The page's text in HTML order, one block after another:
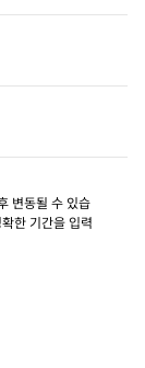
변동될 수 있습
한 기간을 입력